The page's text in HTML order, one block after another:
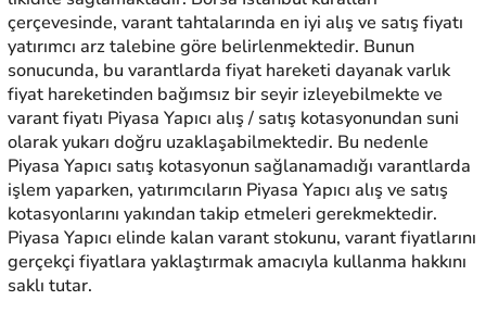
çerçevesinde, varant tahtalarında en iyi alış ve satış fiyatı
yatırımcı arz talebine göre belirlenmektedir. Bunun
sonucunda, bu varantlarda fiyat hareketi dayanak varlık
fiyat hareketinden bağımsız bir seyir izleyebilmekte ve
varant fiyatı Piyasa Yapıcı alış / satış kotasyonundan suni
olarak yukarı doğru uzaklaşabilmektedir. Bu nedenle
Piyasa Yapıcı satış kotasyonun sağlanamadığı varantlarda
işlem yaparken, yatırımcıların Piyasa Yapıcı alış ve satış
kotasyonlarını yakından takip etmeleri gerekmektedir.
Piyasa Yapıcı elinde kalan varant stokunu, varant fiyatlarını
gerçekçi fiyatlara yaklaştırmak amacıyla kullanma hakkını
saklı tutar.